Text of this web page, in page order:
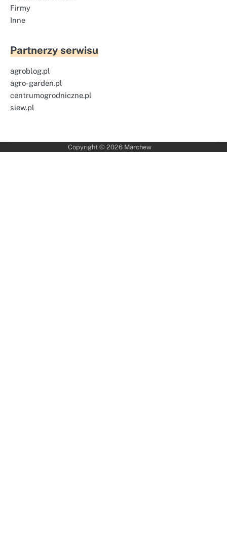
Firmy
Inne
Partnerzy serwisu
agroblog.pl
agro-garden.pl
centrumogrodniczne.pl
siew.pl
Copyright © 2026 Marchew